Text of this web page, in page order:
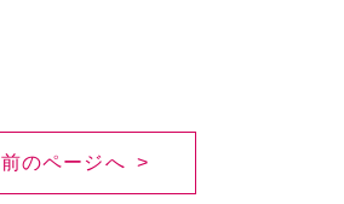
前のページへ >